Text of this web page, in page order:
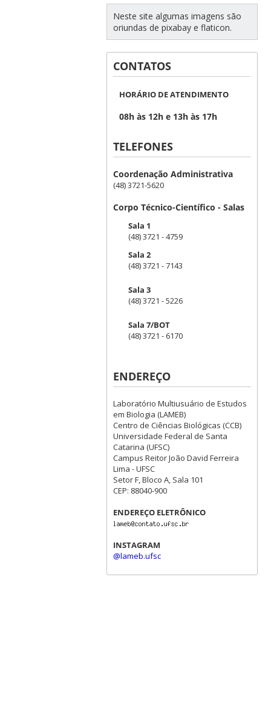
Neste site algumas imagens são
oriundas de pixabay e flaticon.
CONTATOS
HORÁRIO DE ATENDIMENTO
08h às 12h e 13h às 17h
TELEFONES
Coordenação Administrativa
(48) 3721-5620
Corpo Técnico-Científico - Salas
Sala 1
(48) 3721 - 4759
Sala 2
(48) 3721 - 7143
Sala 3
(48) 3721 - 5226
Sala 7/BOT
(48) 3721 - 6170
ENDEREÇO
Laboratório Multiusuário de Estudos
em Biologia (LAMEB)
Centro de Ciências Biológicas (CCB)
Universidade Federal de Santa
Catarina (UFSC)
Campus Reitor João David Ferreira
Lima - UFSC
Setor F, Bloco A, Sala 101
CEP: 88040-900
ENDEREÇO ELETRÔNICO
INSTAGRAM
@lameb.ufsc